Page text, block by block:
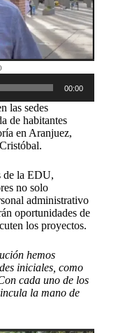
00:00
las sedes
de habitantes
en Aranjuez,
de la EDU,
no solo
administrativo
oportunidades de
los proyectos.
hemos
iniciales, como
cada uno de los
la mano de